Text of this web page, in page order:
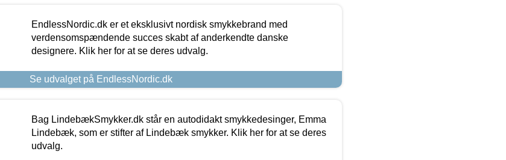
EndlessNordic.dk er et eksklusivt nordisk smykkebrand med
verdensomspændende succes skabt af anderkendte danske
designere. Klik her for at se deres udvalg.
Se udvalget på EndlessNordic.dk
Bag LindebækSmykker.dk står en autodidakt smykkedesinger, Emma
Lindebæk, som er stifter af Lindebæk smykker. Klik her for at se deres
udvalg.